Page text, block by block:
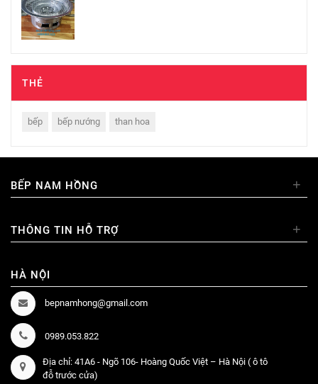
THẺ
bếp bếp nướng than hoa
BẾP NAM HỒNG +
THÔNG TIN HỖ TRỢ +
HÀ NỘI
bepnamhong@gmail.com
0989.053.822
Địa chỉ: 41A6 - Ngõ 106- Hoàng Quốc Việt – Hà Nội ( ô tô
đỗ trước cửa)